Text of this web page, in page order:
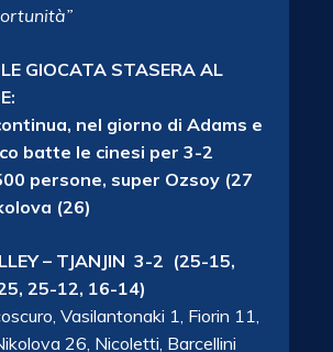
GIOCATA STASERA AL
nel giorno di Adams e
batte le cinesi per 3-2
persone, super Ozsoy (27
(26)
– TJANJIN 3-2 (25-15,
25-12, 16-14)
Vasilantonaki 1, Fiorin 11,
26, Nicoletti, Barcellini